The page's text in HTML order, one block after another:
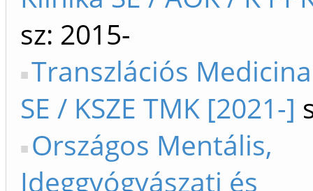
sz: 2015-
Transzlációs
SE / KSZE TMK [2021-]
Országos Mentális,
Ideggyógyászati és